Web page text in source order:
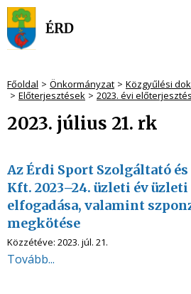
Főoldal Önkormányzat
Közgyűlési
Előterjesztések
2023. évi
2023. július 21. rk
Az Érdi Sport Szolgáltató
Kft. 2023–24. üzleti év
elfogadása, valamint
megkötése
Közzétéve: 2023. júl. 21.
Tovább...